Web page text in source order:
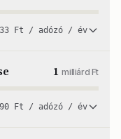
Ft / adózó / év
1milliárd Ft
Ft / adózó / év